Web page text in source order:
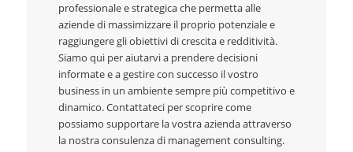
professionale e strategica che permetta alle
aziende di massimizzare il proprio potenziale e
raggiungere gli obiettivi di crescita e redditività.
Siamo qui per aiutarvi a prendere decisioni
informate e a gestire con successo il vostro
business in un ambiente sempre più competitivo e
dinamico. Contattateci per scoprire come
possiamo supportare la vostra azienda attraverso
la nostra consulenza di management consulting.